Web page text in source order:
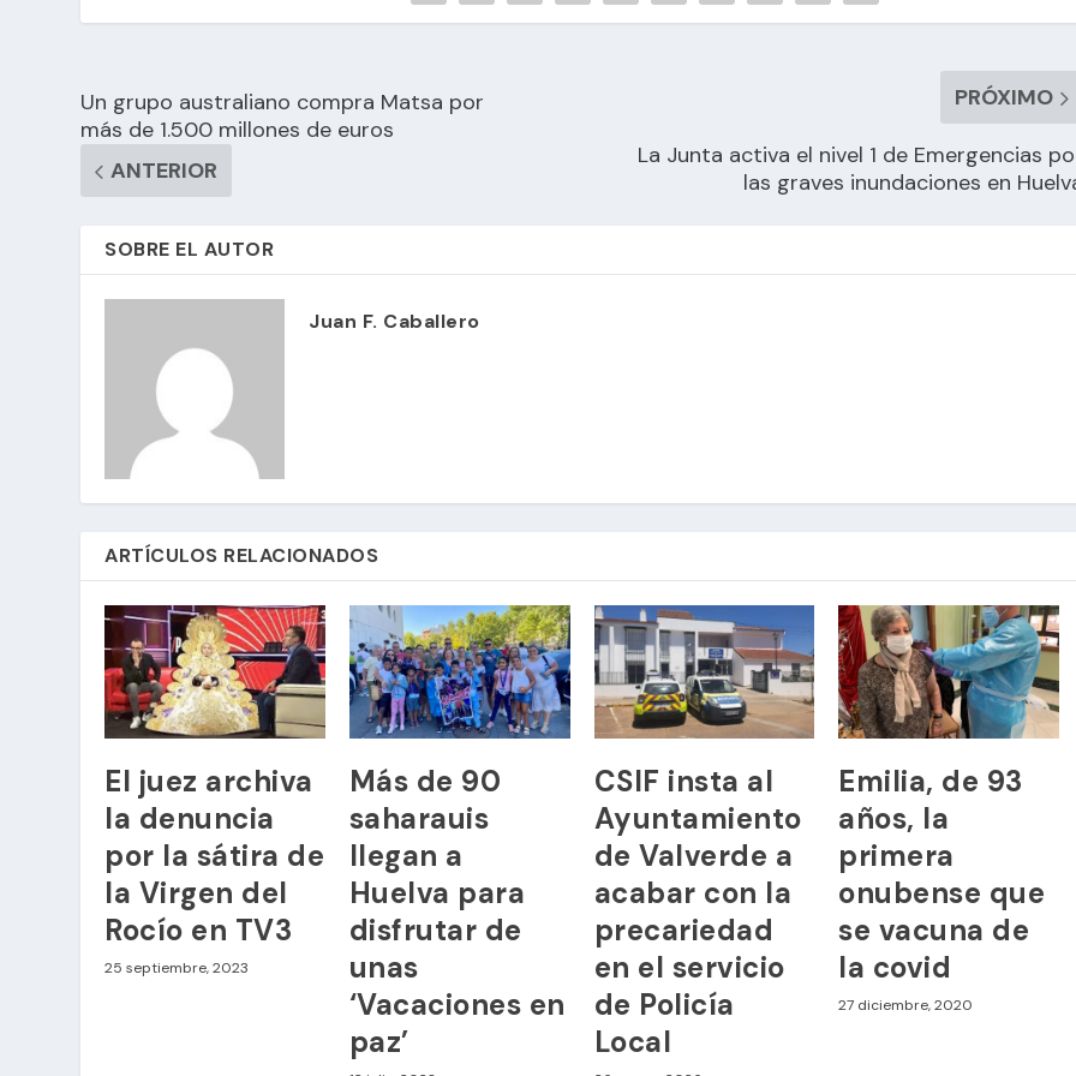
Un grupo australiano compra Matsa por
más de 1.500 millones de euros
ANTERIOR
PRÓXIMO
La Junta activa el nivel 1 de Emergencias
las graves inundaciones en
SOBRE EL AUTOR
Juan F. Caballero
ARTÍCULOS RELACIONADOS
El juez archiva
la denuncia
por la sátira de
la Virgen del
Rocío en TV3
25 septiembre, 2023
Más de 90
saharauis
llegan a
Huelva para
disfrutar de
unas
‘Vacaciones en
paz’
CSIF insta al
Ayuntamiento
de Valverde a
acabar con la
precariedad
en el servicio
de Policía
Local
Emilia, de 93
años, la
primera
onubense que
se vacuna de
la covid
27 diciembre, 2020